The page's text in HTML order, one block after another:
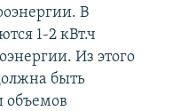
В
1-2 кВт.ч
Из этого
быть
объемов